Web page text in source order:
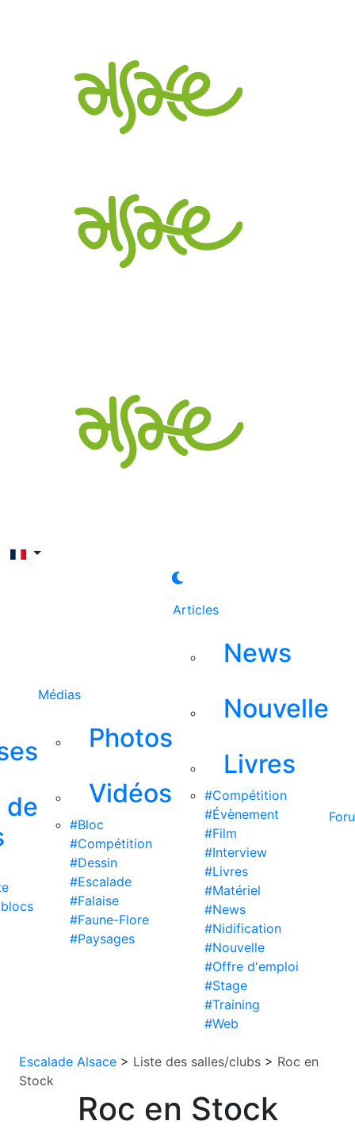
de
Médias
Photos
Vidéos
#Bloc
#Compétition
#Dessin
#Escalade
#Falaise
#Faune-Flore
#Paysages
Articles
News
Nouvelle
Livres
#Compétition
#Évènement
#Film
#Interview
#Livres
#Matériel
#News
#Nidification
#Nouvelle
#Offre d'emploi
#Stage
#Training
#Web
Escalade Alsace > Liste des salles/clubs > Roc en
Stock
Roc en Stock